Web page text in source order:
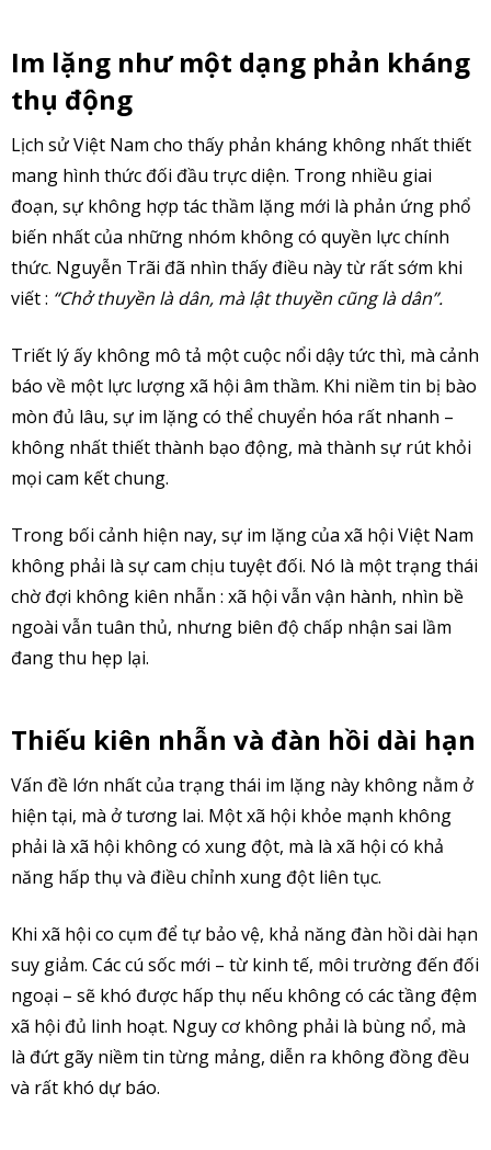
Im lặng như một dạng phản kháng
thụ động
Lịch sử Việt Nam cho thấy phản kháng không nhất thiết
mang hình thức đối đầu trực diện. Trong nhiều giai
đoạn, sự không hợp tác thầm lặng mới là phản ứng phổ
biến nhất của những nhóm không có quyền lực chính
thức. Nguyễn Trãi đã nhìn thấy điều này từ rất sớm khi
viết : “Chở thuyền là dân, mà lật thuyền cũng là dân”.
Triết lý ấy không mô tả một cuộc nổi dậy tức thì, mà cảnh
báo về một lực lượng xã hội âm thầm. Khi niềm tin bị bào
mòn đủ lâu, sự im lặng có thể chuyển hóa rất nhanh –
không nhất thiết thành bạo động, mà thành sự rút khỏi
mọi cam kết chung.
Trong bối cảnh hiện nay, sự im lặng của xã hội Việt Nam
không phải là sự cam chịu tuyệt đối. Nó là một trạng thái
chờ đợi không kiên nhẫn : xã hội vẫn vận hành, nhìn bề
ngoài vẫn tuân thủ, nhưng biên độ chấp nhận sai lầm
đang thu hẹp lại.
Thiếu kiên nhẫn và đàn hồi dài hạn
Vấn đề lớn nhất của trạng thái im lặng này không nằm ở
hiện tại, mà ở tương lai. Một xã hội khỏe mạnh không
phải là xã hội không có xung đột, mà là xã hội có khả
năng hấp thụ và điều chỉnh xung đột liên tục.
Khi xã hội co cụm để tự bảo vệ, khả năng đàn hồi dài hạn
suy giảm. Các cú sốc mới – từ kinh tế, môi trường đến đối
ngoại – sẽ khó được hấp thụ nếu không có các tầng đệm
xã hội đủ linh hoạt. Nguy cơ không phải là bùng nổ, mà
là đứt gãy niềm tin từng mảng, diễn ra không đồng đều
và rất khó dự báo.